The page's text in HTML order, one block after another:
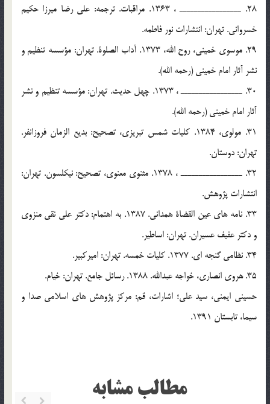
28. ـــــــــــــــــ ، 1363. مراقبات. ترجمه: علي رضا ميرزا حكيم
خسرواني. تهران: انتشارات نور فاطمه.
29. موسوي خميني، روح الله، 1373. آداب الصلوة. تهران: مؤسسه تنظيم و
نشر آثار امام خميني (رحمه الله).
30. ـــــــــــــــــ ، 1373. چهل حديث. تهران: مؤسسه تنظيم و نشر
آثار امام خميني (رحمه الله).
31. مولوي، 1384. كليات شمس تبريزي، تصحيح: بديع الزمان فروزانفر.
تهران: دوستان.
32. ـــــــــــــــــ ، 1378. مثنوي معنوي، تصحيح: نيكلسون. تهران:
انتشارات پژوهش.
33. نامه هاي عين القضاة همداني. 1387. به اهتمام: دكتر علي نقي منزوي
و دكتر عفيف عسيران. تهران: اساطير.
34. نظامي گنجه اي. 1377. كليات خمسه. تهران: اميركبير.
35. هروي انصاري، خواجه عبدالله. 1388. رسائل جامع. تهران: خيام.
حسيني ايمني، سيد علي؛ اشارات، قم: مرکز پژوهش هاي اسلامي صدا و
سيما، تابستان 1391.
مطالب مشابه